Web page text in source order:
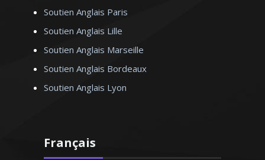
Soutien Anglais Paris
Soutien Anglais Lille
Soutien Anglais Marseille
Soutien Anglais Bordeaux
Soutien Anglais Lyon
Français